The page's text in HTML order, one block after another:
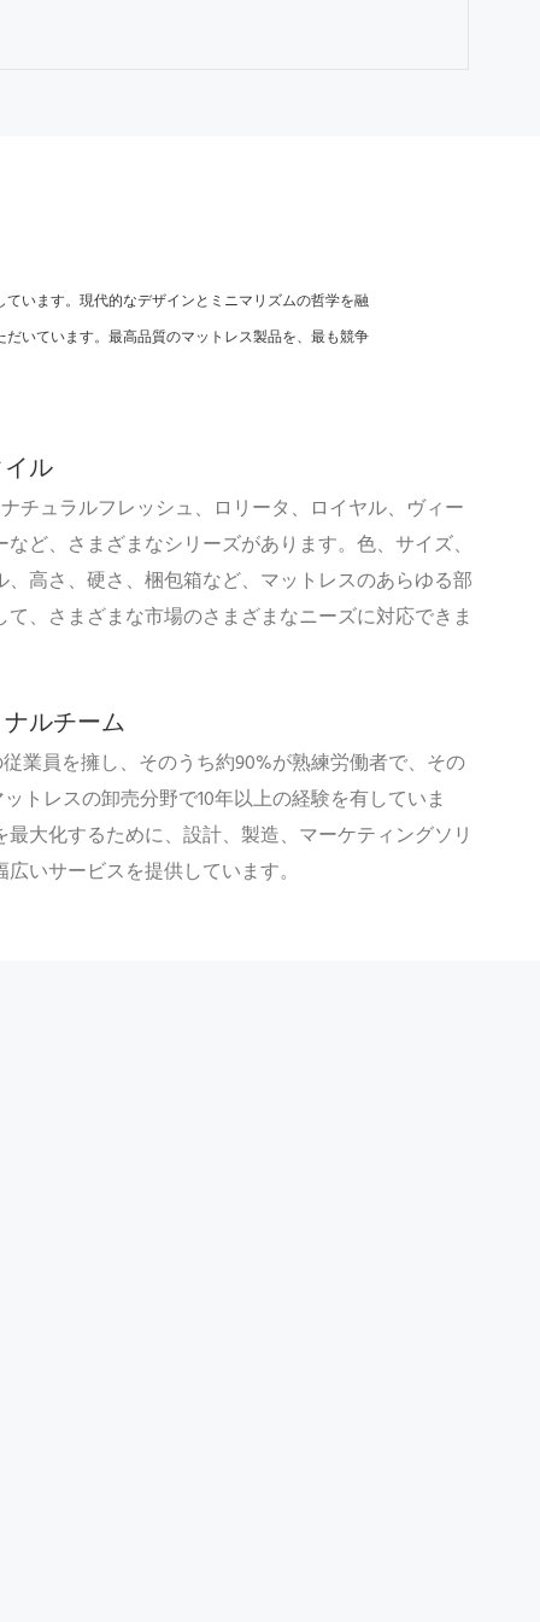
います。 現代的なデザインとミニマリズムの哲学を融
いています。 最高品質のマットレス製品を、最も競争
ル
チュラルフレッシュ、ロリータ、ロイヤル、ヴィー
ど、さまざまなシリーズがあります。色、サイズ、
高さ、硬さ、梱包箱など、マットレスのあらゆる部
、さまざまな市場のさまざまなニーズに対応できま
ルチーム
業員を擁し、そのうち約90%が熟練労働者で、その
トレスの卸売分野で10年以上の経験を有していま
大化するために、設計、製造、マーケティングソリ
いサービスを提供しています。